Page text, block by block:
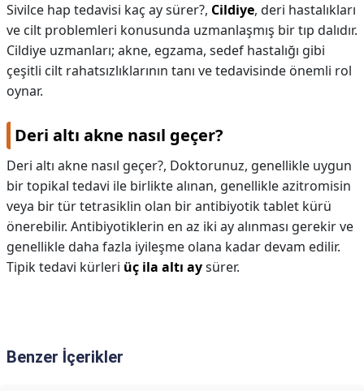
Sivilce hap tedavisi kaç ay sürer?, Cildiye, deri hastalıkları
ve cilt problemleri konusunda uzmanlaşmış bir tıp dalıdır.
Cildiye uzmanları; akne, egzama, sedef hastalığı gibi
çeşitli cilt rahatsızlıklarının tanı ve tedavisinde önemli rol
oynar.
Deri altı akne nasıl geçer?
Deri altı akne nasıl geçer?, Doktorunuz, genellikle uygun
bir topikal tedavi ile birlikte alınan, genellikle azitromisin
veya bir tür tetrasiklin olan bir antibiyotik tablet kürü
önerebilir. Antibiyotiklerin en az iki ay alınması gerekir ve
genellikle daha fazla iyileşme olana kadar devam edilir.
Tipik tedavi kürleri üç ila altı aysürer.
Benzer İçerikler